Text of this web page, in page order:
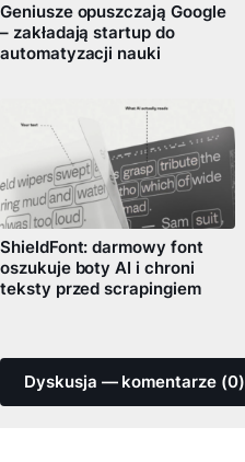
Geniusze opuszczają Google
– zakładają startup do
automatyzacji nauki
ShieldFont: darmowy font
oszukuje boty AI i chroni
teksty przed scrapingiem
Dyskusja — komentarze (0)